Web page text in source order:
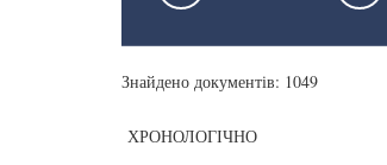
Знайдено документів: 1049
ХРОНОЛОГІЧНО